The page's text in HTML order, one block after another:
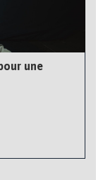
une